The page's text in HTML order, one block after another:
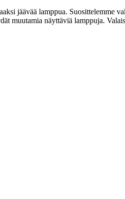
jäävää lamppua. Suosittelemme
muutamia näyttäviä lamppuja.